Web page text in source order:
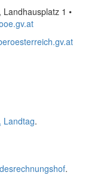
1 •
Landtag.
.